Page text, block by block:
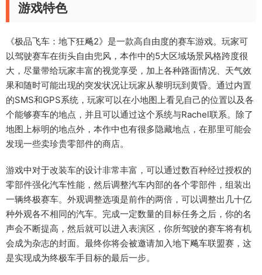
游戏特色
《极品飞车：地下狂飚2》是一款高自由度的赛车游戏。玩家可
以驾驶赛车在街头自由兜风，本作中的5大区域场景风格跨度很
大，尽量带给玩家丰富的视觉享受，加上各种路面情况、天气效
果和随时可能出现的突发状况让玩家从黎明玩到黄昏。通过内置
的SMS和GPS系统，玩家可以在小地图上看见自己的位置以及各
个能够赛车的地点，并且可以通过这个系统与Rachel联系。除了
地图上标明的地点外，本作中也有很多隐藏地点，在那里可能会
发现一些卖珍贵零部件的商店。
游戏中对于改装车的设计非常丰富，可以通过数百种经过授权的
零部件强化汽车性能，然后调整汽车内部的各个零部件，组装出
一辆终极赛车。外观调整选项是前作的两倍，可以调整出几十亿
种外观各不相同的汽车。完成一定数量的目标任务之后，你的名
声会不断提高，然后就可以进入表演区，你所驾驶的赛车将有机
会成为杂志的封面。最终你将会被邀请加入地下飚车联盟赛，这
是实现成为终极车手目标的最后一步。